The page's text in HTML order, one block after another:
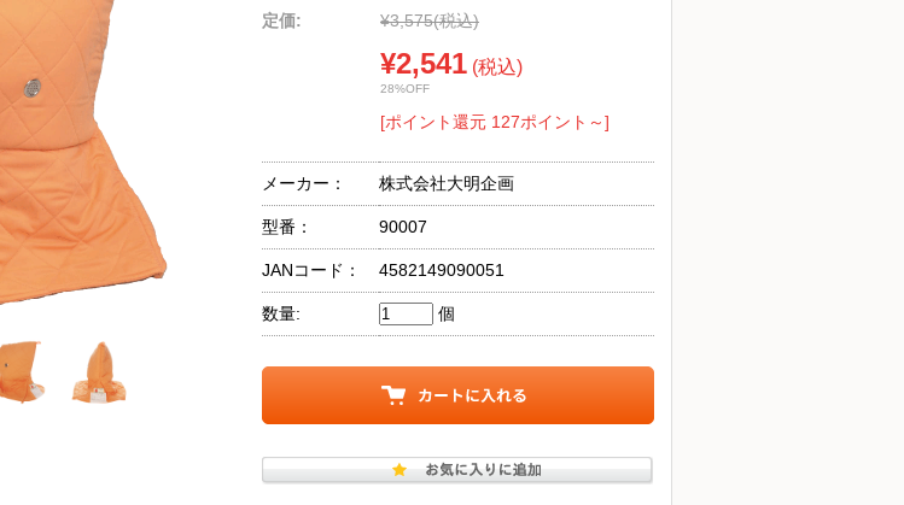
定価: ¥3,575(税込)
¥2,541 (税込)
28%OFF
[ポイント還元 127ポイント～]
メーカー： 株式会社大明企画
型番： 90007
JANコード： 4582149090051
数量: 個